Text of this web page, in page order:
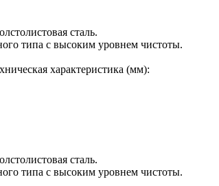
сталь.
типа с высоким уровнем чистоты.
характеристика (мм):
сталь.
типа с высоким уровнем чистоты.